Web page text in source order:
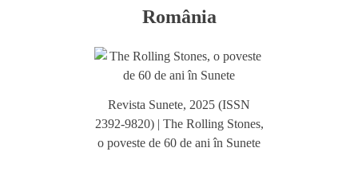
România
Revista Sunete, 2025 (ISSN
2392-9820) | The Rolling Stones,
o poveste de 60 de ani în Sunete